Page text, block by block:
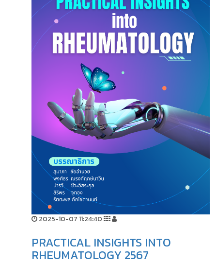
2025-10-07 11:24:40
PRACTICAL INSIGHTS INTO
RHEUMATOLOGY 2567